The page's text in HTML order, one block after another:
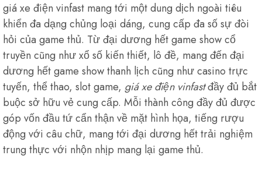
giá xe điện vinfast mang tới một dung dịch ngoài tiêu
khiển đa dạng chủng loại dáng, cung cấp đa số sự đòi
hỏi của game thủ. Từ đại dương hết game show cổ
truyền cũng như xổ số kiến thiết, lô đề, mang đến đại
dương hết game show thanh lịch cũng như casino trực
tuyến, thể thao, slot game, giá xe điện vinfastđầy đủ bắt
buộc sở hữu vẻ cung cấp. Mỗi thành công đầy đủ được
góp vốn đầu tứ cẩn thận về mặt hình họa, tiếng rượu
động với câu chữ, mang tới đại dương hết trải nghiệm
trung thực với nhộn nhịp mang lại game thủ.